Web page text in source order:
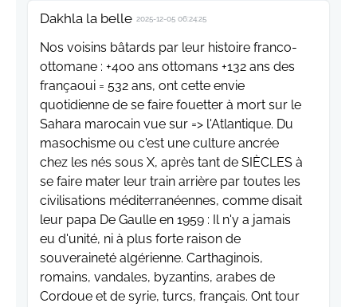
Dakhla la belle 2025-12-05 06:24:25
Nos voisins bâtards par leur histoire franco-
ottomane : +400 ans ottomans +132 ans des
françaoui = 532 ans, ont cette envie
quotidienne de se faire fouetter à mort sur le
Sahara marocain vue sur => l'Atlantique. Du
masochisme ou c'est une culture ancrée
chez les nés sous X, après tant de SIÈCLES à
se faire mater leur train arrière par toutes les
civilisations méditerranéennes, comme disait
leur papa De Gaulle en 1959 : Il n'y a jamais
eu d'unité, ni à plus forte raison de
souveraineté algérienne. Carthaginois,
romains, vandales, byzantins, arabes de
Cordoue et de syrie, turcs, français. Ont tour